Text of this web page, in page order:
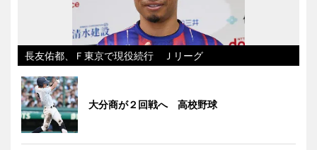
長友佑都、Ｆ東京で現役続行 Ｊリーグ
大分商が２回戦へ 高校野球